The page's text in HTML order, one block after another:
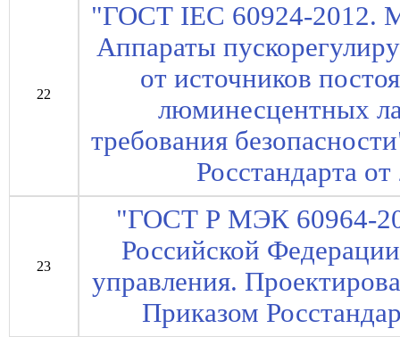
22
"ГОСТ IEC 60924-2012.
Аппараты
от источников
люминесцентных
требования
Росстандарта
23
"ГОСТ Р МЭК 60964-
Российской
управления.
Приказом